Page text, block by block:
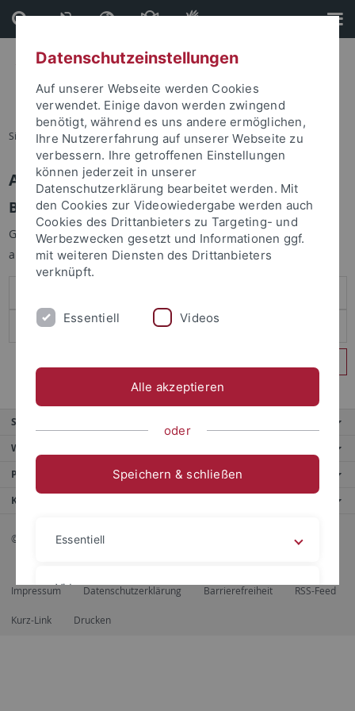
Direkt
zum
Inhalt
Direkt
zur
Fußleiste
Sie sind hier: Startseite
Anmelden
Benutzeranmeldung
Geben Sie Ihren Benutzernamen und Ihr Passwort an um sich
anzumelden:
Service
Weitere Angebote
Portale
Kontaktinfo
© 2026 Eberhard Karls Universität Tübingen, Tübingen
Impressum Datenschutzerklärung Barrierefreiheit RSS-Feed
Kurz-Link Drucken
Datenschutzeinstellungen
Auf unserer Webseite werden Cookies
verwendet. Einige davon werden zwingend
benötigt, während es uns andere ermöglichen,
Ihre Nutzererfahrung auf unserer Webseite zu
verbessern. Ihre getroffenen Einstellungen
können jederzeit in unserer
Datenschutzerklärung bearbeitet werden. Mit
den Cookies zur Videowiedergabe werden auch
Cookies des Drittanbieters zu Targeting- und
Werbezwecken gesetzt und Informationen ggf.
mit weiteren Diensten des Drittanbieters
verknüpft.
Essentiell Videos
Alle akzeptieren
oder
Speichern & schließen
Essentiell
Videos